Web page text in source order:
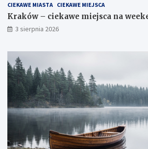
CIEKAWE MIASTA CIEKAWE MIEJSCA
Kraków – ciekawe miejsca na
3 sierpnia 2026